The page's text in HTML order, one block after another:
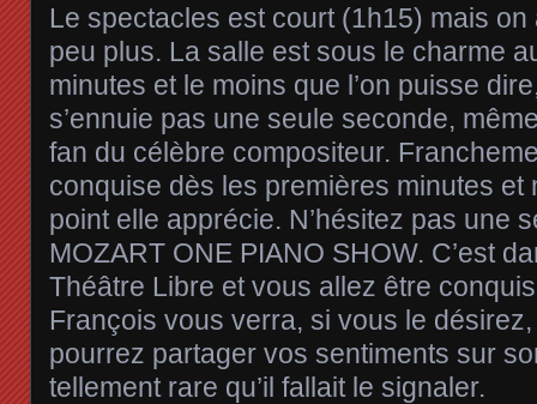
Le spectacles est court (1h15) mais
peu plus. La salle est sous le charme
minutes et le moins que l’on puisse
s’ennuie pas une seule seconde,
fan du célèbre compositeur.
conquise dès les premières minutes et
point elle apprécie. N’hésitez pas une
MOZART ONE PIANO SHOW. C’est
Théâtre Libre et vous allez être
François vous verra, si vous le
pourrez partager vos sentiments sur
tellement rare qu’il fallait le signaler.